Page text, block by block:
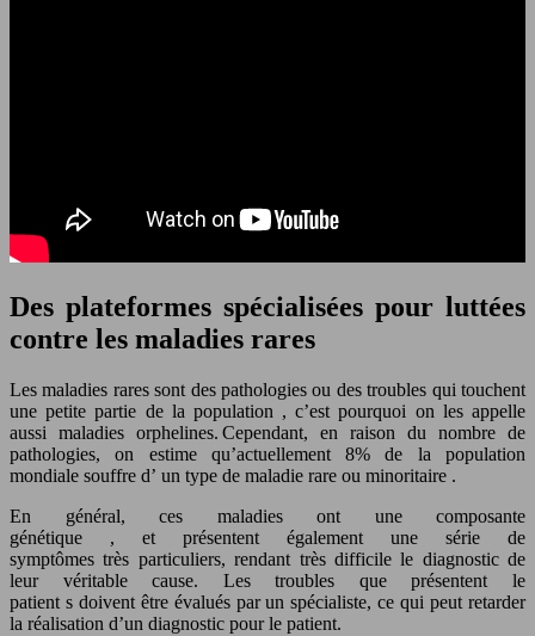
Des plateformes spécialisées pour luttées
contre les maladies rares
Les maladies rares sont des pathologies ou des troubles qui touchent
une petite partie de la population , c’est pourquoi on les appelle
aussi maladies orphelines. Cependant, en raison du nombre de
pathologies, on estime qu’actuellement8% de la population
mondiale souffre d’ un type de maladie rare ou minoritaire .
En général, ces maladies ont une composante
génétique , et présentent également une série de
symptômestrès particuliers,rendant très difficile le diagnostic de
leur véritable cause. Les troubles que présentent le
patient s doivent être évalués par un spécialiste, cequi peut retarder
la réalisation d’un diagnostic pour le patient.